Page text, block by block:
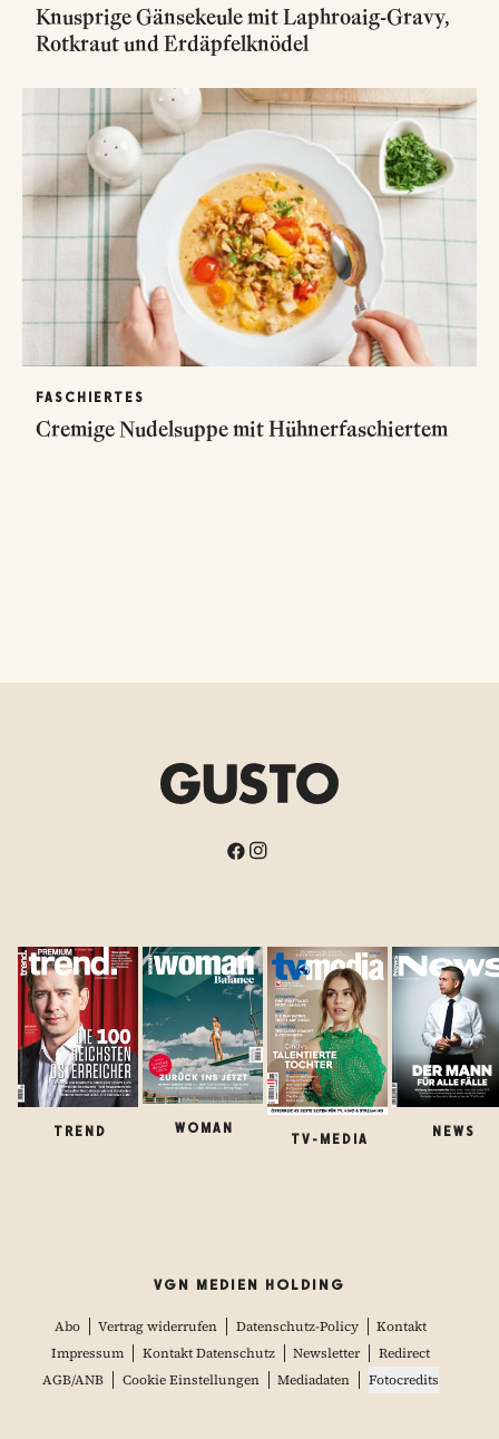
Knusprige Gänsekeule mit Laphroaig-Gravy,
Rotkraut und Erdäpfelknödel
FASCHIERTES
Cremige Nudelsuppe mit Hühnerfaschiertem
TREND WOMAN
TV-MEDIA
NEWS
VGN MEDIEN HOLDING
Abo Vertrag widerrufen Datenschutz-Policy
Kontakt
Impressum
Kontakt Datenschutz Newsletter
Redirect
AGB/ANB
Cookie Einstellungen Mediadaten Fotocredits